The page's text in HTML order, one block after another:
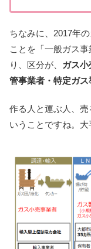
ちなみに、2017年
ことを「一般ガス
り、区分が、
ガス
管事業者・特定ガ
作る人と運ぶ人、
いうことですね。大